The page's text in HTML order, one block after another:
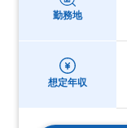
勤務地
想定年収